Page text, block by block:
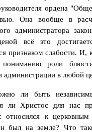
ордена
Она вообще в
администратора
всё это
признаком слабости.
роли
администрации в любой
ли быть
ли Христос для нас
относился к
был на земле? Что